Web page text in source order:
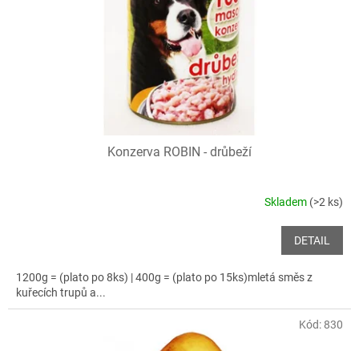
Konzerva ROBIN - drůbeží
Skladem (>2 ks)
DETAIL
1200g = (plato po 8ks) | 400g = (plato po 15ks)mletá směs z
kuřecích trupů a...
Kód: 830